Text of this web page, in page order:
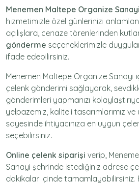
Menemen Maltepe Organize Sanayi
hizmetimizle özel günlerinizi
açılışlara, cenaze törenlerinden
gönderme seçeneklerimizle
ifade edebilirsiniz.
Menemen Maltepe Organize Sanayi
çelenk gönderimi sağlayarak,
gönderimleri yapmanızı
yelpazemiz, kaliteli tasarımlarımız ve
sayesinde ihtiyacınıza en uygun
seçebilirsiniz.
Online çelenk siparişi verip,
Sanayi şehrinde istediğiniz adrese
dakikalar içinde tamamlayabilirsiniz.